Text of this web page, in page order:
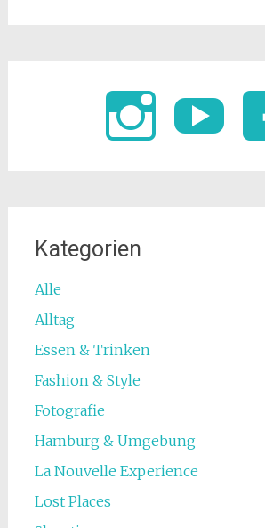
Kategorien
Alle
Alltag
Essen & Trinken
Fashion & Style
Fotografie
Hamburg & Umgebung
La Nouvelle Experience
Lost Places